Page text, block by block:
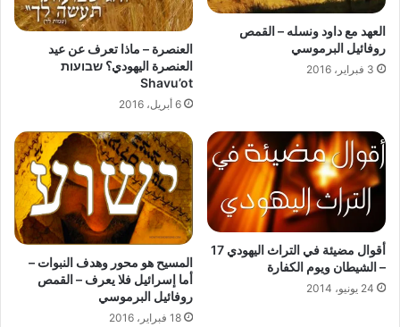
العهد مع داود ونسله – القمص
روفائيل البرموسي
3 فبراير، 2016
العنصرة – ماذا تعرف عن عيد
العنصرة اليهودي؟ שבועות
Shavu’ot
6 أبريل، 2016
أقوال مضيئة في التراث اليهودي 17
– الشيطان ويوم الكفارة
24 يونيو، 2014
المسيح هو محور وهدف النبوات –
أما إسرائيل فلا يعرف – القمص
روفائيل البرموسي
18 فبراير، 2016